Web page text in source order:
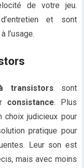
de votre jeu.
et sont
l’usage.
transistors sont
consistance. Plus
judicieux pour
pratique pour
Leur son est
mais avec moins